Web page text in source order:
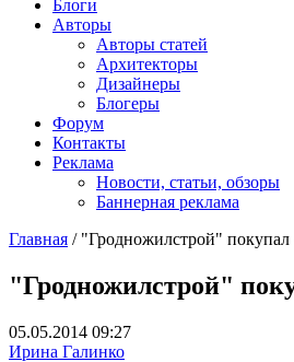
Блоги
Авторы
Авторы статей
Архитекторы
Дизайнеры
Блогеры
Форум
Контакты
Реклама
Новости, статьи, обзоры
Баннерная реклама
Главная / "Гродножилстрой" покупал
"Гродножилстрой"
05.05.2014 09:27
Ирина Галинко